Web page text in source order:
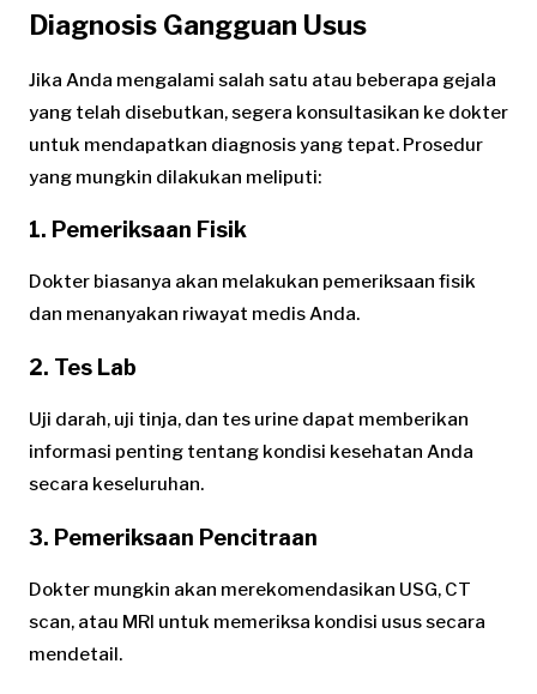
Diagnosis Gangguan Usus
Jika Anda mengalami salah satu atau beberapa gejala
yang telah disebutkan, segera konsultasikan ke dokter
untuk mendapatkan diagnosis yang tepat. Prosedur
yang mungkin dilakukan meliputi:
1. Pemeriksaan Fisik
Dokter biasanya akan melakukan pemeriksaan fisik
dan menanyakan riwayat medis Anda.
2. Tes Lab
Uji darah, uji tinja, dan tes urine dapat memberikan
informasi penting tentang kondisi kesehatan Anda
secara keseluruhan.
3. Pemeriksaan Pencitraan
Dokter mungkin akan merekomendasikan USG, CT
scan, atau MRI untuk memeriksa kondisi usus secara
mendetail.